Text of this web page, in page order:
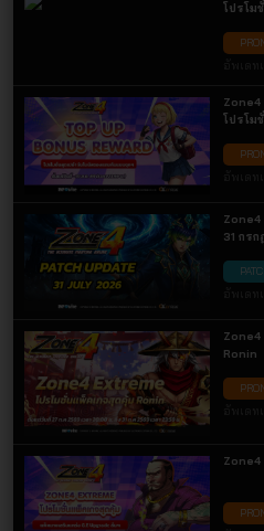
โปรโม
Zone4
โปรโม
Zone4
31 กร
Zone4
Ronin
Zone4